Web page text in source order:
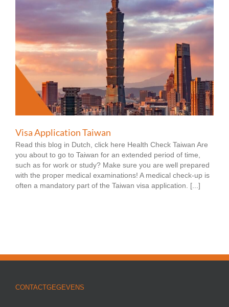
Visa Application Taiwan
Read this blog in Dutch, click here Health Check Taiwan Are
you about to go to Taiwan for an extended period of time,
such as for work or study? Make sure you are well prepared
with the proper medical examinations! A medical check-up is
often a mandatory part of the Taiwan visa application. [...]
CONTACTGEGEVENS